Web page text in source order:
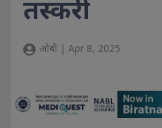
तस्करी
ओबी | Apr 8, 2025